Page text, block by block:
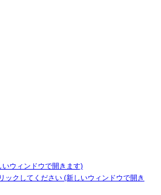
ウィンドウで開きます)
ックしてください (新しいウィンドウで開き